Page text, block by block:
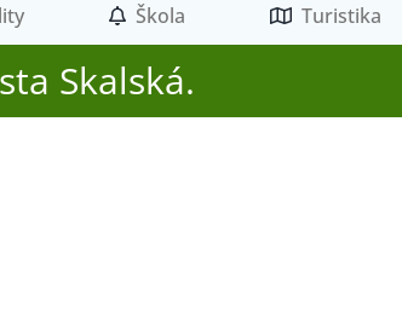
Škola Turistika
Skalská.